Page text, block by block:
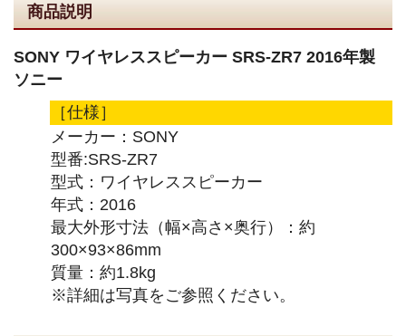
商品説明
SONY ワイヤレススピーカー SRS-ZR7 2016年製
ソニー
［仕様］
メーカー：SONY
型番:SRS-ZR7
型式：ワイヤレススピーカー
年式：2016
最大外形寸法（幅×高さ×奥行）：約
300×93×86mm
質量：約1.8kg
※詳細は写真をご参照ください。